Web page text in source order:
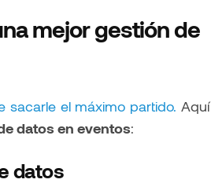
mejor gestión de
sacarle el máximo partido. Aquí
datos en eventos:
datos